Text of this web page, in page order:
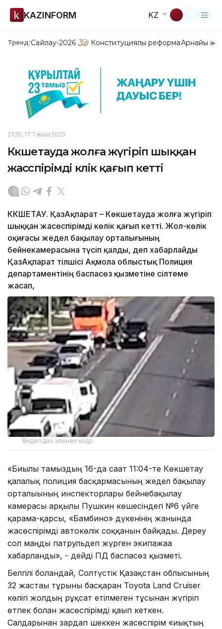
KAZINFORM KZ
Тренд:Сайлау-2026 Конституциялық реформаАрнайы
21:35, 17 Тамыз 2023
Көкшетауда жолға жүгіріп шыққан
жасөспірімді көлік қағып кетті
КӨКШЕТАУ. ҚазАқпарат – Көкшетауда жолға жүгіріп
шыққан жасөспірімді көлік қағып кетті. Жол-көлік
оқиғасы жедел бақылау орталығының
бейнекамерасына түсіп қалды, деп хабарлайды
ҚазАқпарат тілшісі Ақмола облыстық Полиция
департаментінің баспасөз қызметіне сілтеме
жасап,
Видеодан алынған кадр
«Биылғы тамыздың 16-да сағат 11:04-те Көкшетау
қалалық полиция басқармасының жедел бақылау
орталығының инспекторлары бейнебақылау
камерасы арқылы Пушкин көшесіндегі №6 үйге
қарама-қарсы, «Бамбино» дүкенінің жанында
жасөспірімді автокөлік соққанын байқады. Дереу
сол маңды патрульдеп жүрген экипажаға
хабарланды», - дейді ПД баспасөз қызметі.
Белгілі болғандай, Солтүстік Қазақстан облысының
32 жастағы тұрғыны басқарған Toyota Land Cruiser
көлігі жолдың рұқсат етілмеген тұсынан жүгіріп
өтпек болған жасөспірімді қағып кеткен.
Салдарынан зардап шеккен жасөспірім «иықтың